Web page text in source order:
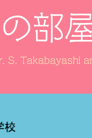
部
S. Takabayashi